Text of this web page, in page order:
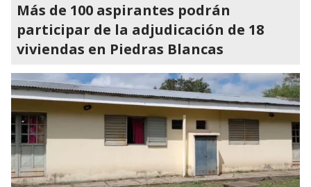
Más de 100 aspirantes podrán
participar de la adjudicación de 18
viviendas en Piedras Blancas